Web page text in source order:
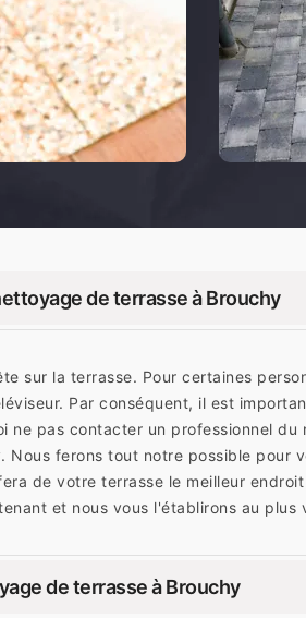
de terrasse à Brouchy
sur la terrasse. Pour certaines
Par conséquent, il est
ne pas contacter un professionnel
Nous ferons tout notre possible pour
de votre terrasse le meilleur
et nous vous l'établirons au plus
de terrasse à Brouchy